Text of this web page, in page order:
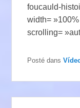
foucauld-
width=
scrolling=
Posté dans